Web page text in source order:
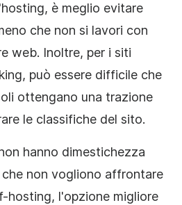
è meglio evitare
che non si lavori con
web. Inoltre, per i siti
può essere difficile che
ottengano una trazione
le classifiche del sito.
hanno dimestichezza
non vogliono affrontare
hosting, l'opzione migliore